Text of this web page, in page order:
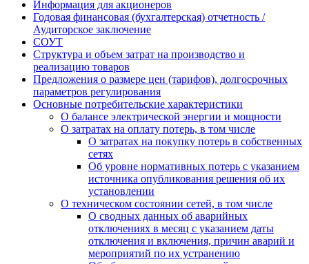
Информация для акционеров
Годовая финансовая (бухгалтерская) отчетность /
Аудиторское заключение
СОУТ
Структура и объем затрат на производство и
реализацию товаров
Предложения о размере цен (тарифов), долгосрочных
параметров регулирования
Основные потребительские характеристики
О балансе электрической энергии и мощности
О затратах на оплату потерь, в том числе
О затратах на покупку потерь в собственных
сетях
Об уровне нормативных потерь с указанием
источника опубликования решения об их
установлении
О техническом состоянии сетей, в том числе
О сводных данных об аварийных
отключениях в месяц с указанием даты
отключения и включения, причин аварий и
мероприятий по их устранению